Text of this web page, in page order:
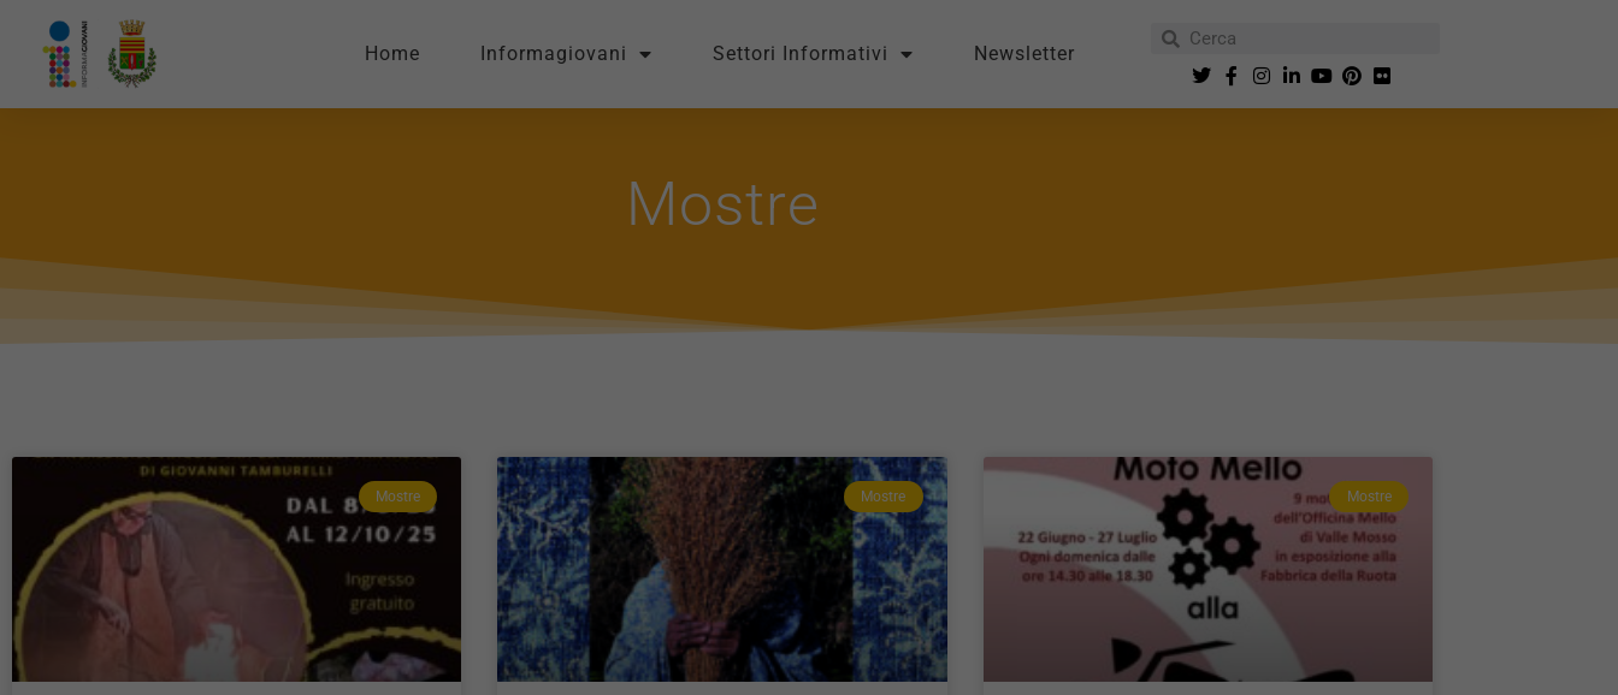
Home Informagiovani Settori Informativi Newsletter
Mostre
Mostre Mostre Mostre